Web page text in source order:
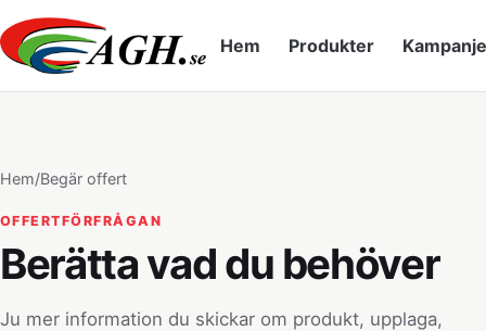
Hem Produkter
Hem/Begär offert
OFFERTFÖRFRÅGAN
Berätta vad du behöver
Ju mer information du skickar om produkt, upplaga,